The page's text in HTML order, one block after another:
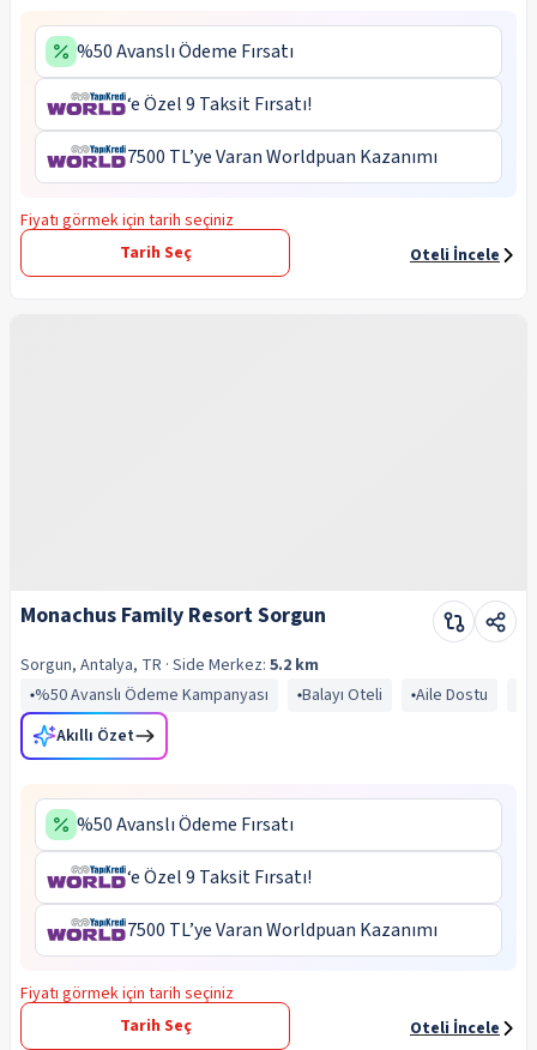
%50 Avanslı Ödeme Fırsatı
‘e Özel 9 Taksit Fırsatı!
7500 TL’ye Varan Worldpuan Kazanımı
Fiyatı görmek için tarih seçiniz
Tarih Seç
Oteli İncele
Monachus Family Resort Sorgun
Sorgun, Antalya, TR · Side Merkez: 5.2 km
%50 Avanslı Ödeme Kampanyası
Balayı Oteli Aile Dostu
Akıllı Özet
%50 Avanslı Ödeme Fırsatı
‘e Özel 9 Taksit Fırsatı!
7500 TL’ye Varan Worldpuan Kazanımı
Fiyatı görmek için tarih seçiniz
Tarih Seç
Oteli İncele